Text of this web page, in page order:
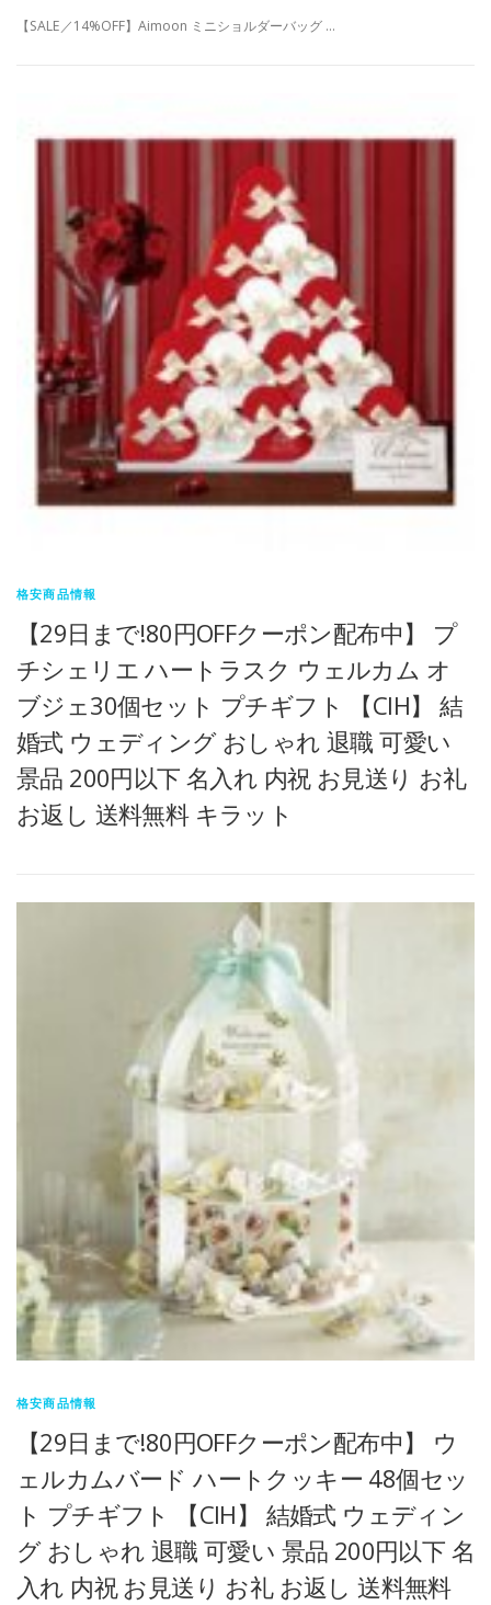
【SALE／14%OFF】Aimoon ミニショルダーバッグ …
格安商品情報
【29日まで!80円OFFクーポン配布中】 プ
チシェリエ ハートラスク ウェルカム オ
ブジェ30個セット プチギフト 【CIH】 結
婚式 ウェディング おしゃれ 退職 可愛い
景品 200円以下 名入れ 内祝 お見送り お礼
お返し 送料無料 キラット
格安商品情報
【29日まで!80円OFFクーポン配布中】 ウ
ェルカムバード ハートクッキー 48個セッ
ト プチギフト 【CIH】 結婚式 ウェディン
グ おしゃれ 退職 可愛い 景品 200円以下 名
入れ 内祝 お見送り お礼 お返し 送料無料